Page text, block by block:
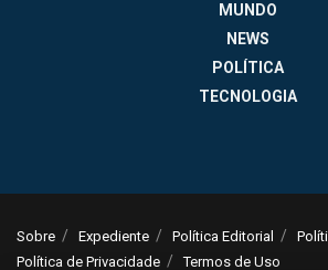
MUNDO
NEWS
POLÍTICA
TECNOLOGIA
Sobre Expediente Política Editorial
Política de Privacidade
Termos de Uso